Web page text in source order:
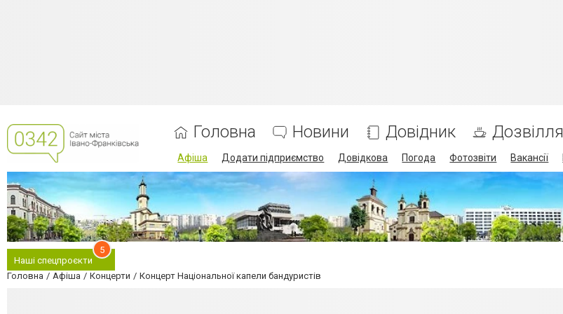
Головна Новини Довідник Дозвілля
Афіша Додати підприємство Довідкова Погода Фотозвіти Вакансії
Наші спецпроєкти
5
Головна Афіша Концерти Концерт Національної капели бандуристів